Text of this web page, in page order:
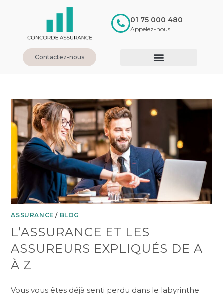
01 75 000 480
Appelez-nous
Contactez-nous
ASSURANCE / BLOG
L’ASSURANCE ET LES
ASSUREURS EXPLIQUÉS DE A
À Z
Vous vous êtes déjà senti perdu dans le labyrinthe